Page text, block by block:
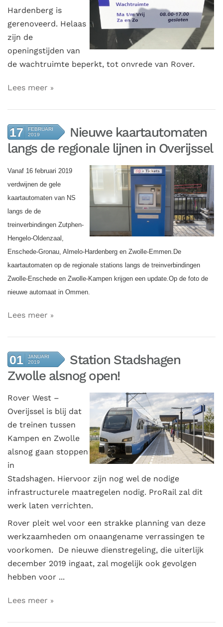
Hardenberg is
gerenoveerd. Helaas
zijn de
openingstijden van
de wachtruimte beperkt, tot onvrede van Rover.
Lees meer
17
FEBRUARI
2019
Nieuwe kaartautomaten
langs de regionale lijnen in Overijssel
Vanaf 16 februari 2019
verdwijnen de gele
kaartautomaten van NS
langs de de
treinverbindingen Zutphen-
Hengelo-Oldenzaal,
Enschede-Gronau, Almelo-Hardenberg en Zwolle-Emmen.De
kaartautomaten op de regionale stations langs de treinverbindingen
Zwolle-Enschede en Zwolle-Kampen krijgen een update.Op de foto de
nieuwe automaat in Ommen.
Lees meer
01
JANUARI
2019
Station Stadshagen
Zwolle alsnog open!
Rover West –
Overijssel is blij dat
de treinen tussen
Kampen en Zwolle
alsnog gaan stoppen
in
Stadshagen. Hiervoor zijn nog wel de nodige
infrastructurele maatregelen nodig. ProRail zal dit
werk laten verrichten.
Rover pleit wel voor een strakke planning van deze
werkzaamheden om onaangename verrassingen te
voorkomen. De nieuwe dienstregeling, die uiterlijk
december 2019 ingaat, zal mogelijk ook gevolgen
hebben voor ...
Lees meer